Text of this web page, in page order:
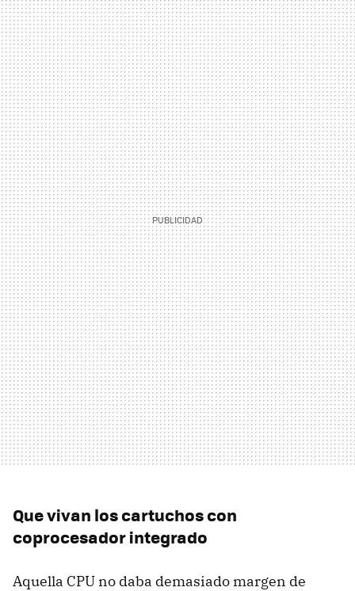
Que vivan los cartuchos con
coprocesador integrado
Aquella CPU no daba demasiado margen de